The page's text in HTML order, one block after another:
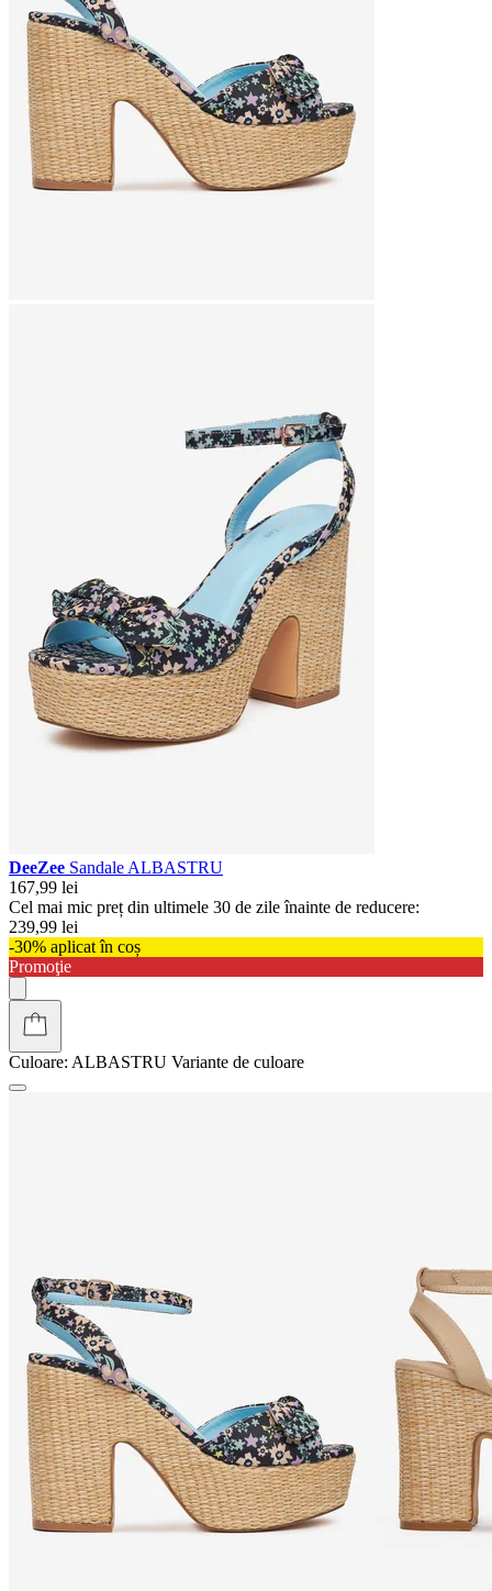
DeeZee Sandale ALBASTRU
167,99 lei
Cel mai mic preț din ultimele 30 de zile înainte de reducere:
239,99 lei
-30% aplicat în coș
Promoţie
Culoare: ALBASTRU Variante de culoare